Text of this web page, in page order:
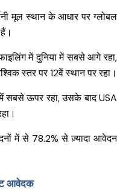
मूल स्थान के आधार पर ग्लोबल
में दुनिया में सबसे आगे रहा,
स्तर पर 12वें स्थान पर रहा।
सबसे ऊपर रहा, उसके बाद USA
में से 78.2% से ज़्यादा आवेदन
आवेदक